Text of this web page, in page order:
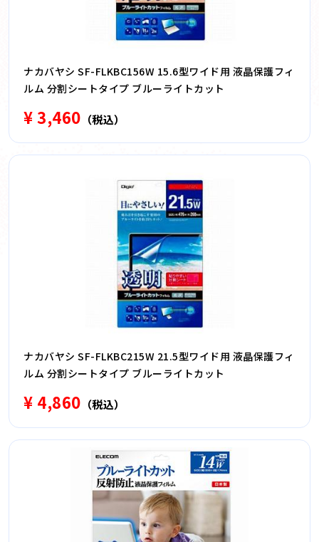
ナカバヤシ SF-FLKBC156W 15.6型ワイド用 液晶保護フィ
ルム 分割シートタイプ ブルーライトカット
¥ 3,460 （税込）
ナカバヤシ SF-FLKBC215W 21.5型ワイド用 液晶保護フィ
ルム 分割シートタイプ ブルーライトカット
¥ 4,860 （税込）